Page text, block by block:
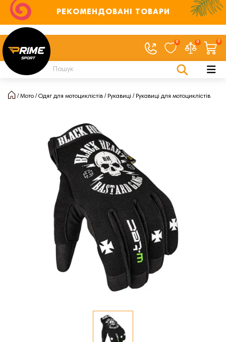
РЕКОМЕНДОВАНІ ТОВАРИ
0 0 0
Мото Одяг для мотоциклістів Рукавиці Рукавиці для мотоциклістів